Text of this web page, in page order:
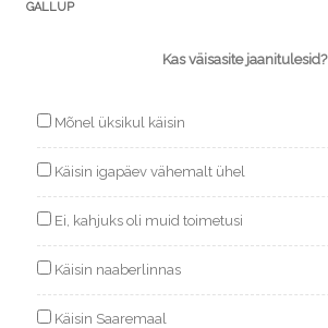
GALLUP
Kas väisasite jaanitulesid?
Mõnel üksikul käisin
Käisin igapäev vähemalt ühel
Ei, kahjuks oli muid toimetusi
Käisin naaberlinnas
Käisin Saaremaal